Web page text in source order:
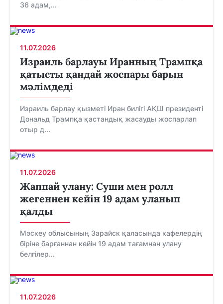
36 адам,...
11.07.2026
Израиль барлауы Иранның Трампқа
қатысты қандай жоспары барын
мәлімдеді
Израиль барлау қызметі Иран билігі АҚШ президенті
Дональд Трампқа қастандық жасауды жоспарлап
отыр д...
11.07.2026
Жаппай улану: Суши мен ролл
жегеннен кейін 19 адам уланып
қалды
Мәскеу облысының Зарайск қаласында кафелердің
біріне барғаннан кейін 19 адам тағамнан улану
белгілер...
11.07.2026